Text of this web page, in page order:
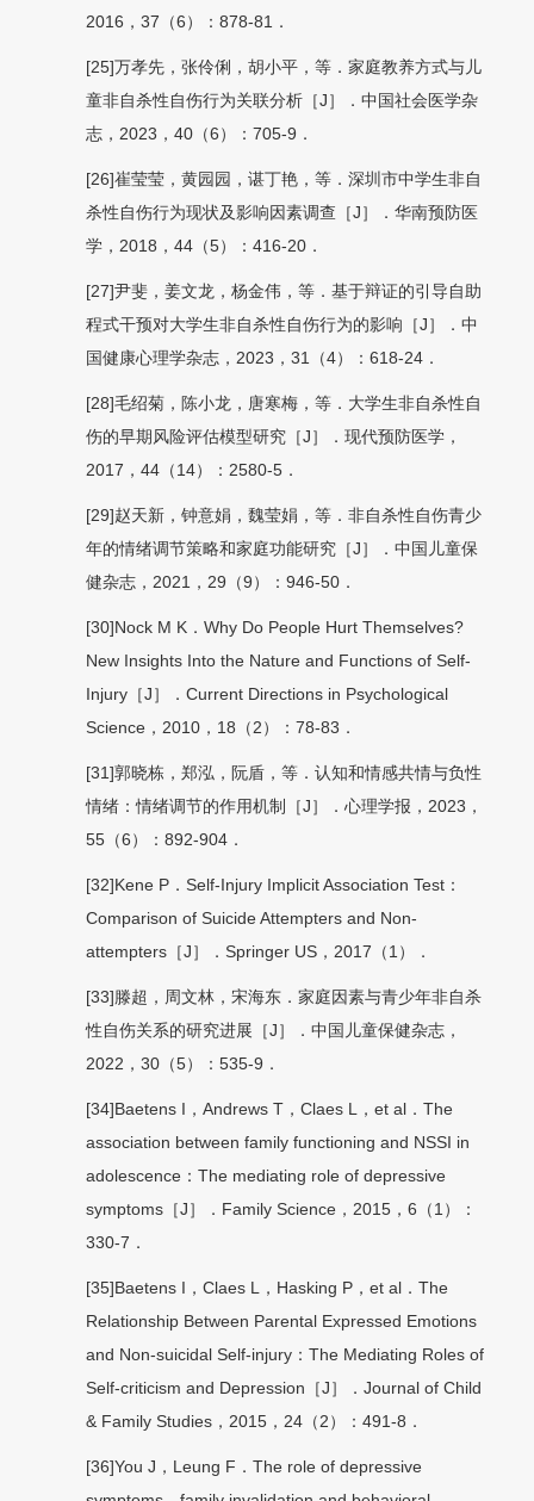
2016，37（6）：878-81．
[25]万孝先，张伶俐，胡小平，等．家庭教养方式与儿
童非自杀性自伤行为关联分析［J］．中国社会医学杂
志，2023，40（6）：705-9．
[26]崔莹莹，黄园园，谌丁艳，等．深圳市中学生非自
杀性自伤行为现状及影响因素调查［J］．华南预防医
学，2018，44（5）：416-20．
[27]尹斐，姜文龙，杨金伟，等．基于辩证的引导自助
程式干预对大学生非自杀性自伤行为的影响［J］．中
国健康心理学杂志，2023，31（4）：618-24．
[28]毛绍菊，陈小龙，唐寒梅，等．大学生非自杀性自
伤的早期风险评估模型研究［J］．现代预防医学，
2017，44（14）：2580-5．
[29]赵天新，钟意娟，魏莹娟，等．非自杀性自伤青少
年的情绪调节策略和家庭功能研究［J］．中国儿童保
健杂志，2021，29（9）：946-50．
[30]Nock M K．Why Do People Hurt Themselves?
New Insights Into the Nature and Functions of Self-
Injury［J］．Current Directions in Psychological
Science，2010，18（2）：78-83．
[31]郭晓栋，郑泓，阮盾，等．认知和情感共情与负性
情绪：情绪调节的作用机制［J］．心理学报，2023，
55（6）：892-904．
[32]Kene P．Self-Injury Implicit Association Test：
Comparison of Suicide Attempters and Non-
attempters［J］．Springer US，2017（1）．
[33]滕超，周文林，宋海东．家庭因素与青少年非自杀
性自伤关系的研究进展［J］．中国儿童保健杂志，
2022，30（5）：535-9．
[34]Baetens I，Andrews T，Claes L，et al．The
association between family functioning and NSSI in
adolescence：The mediating role of depressive
symptoms［J］．Family Science，2015，6（1）：
330-7．
[35]Baetens I，Claes L，Hasking P，et al．The
Relationship Between Parental Expressed Emotions
and Non-suicidal Self-injury：The Mediating Roles of
Self-criticism and Depression［J］．Journal of Child
& Family Studies，2015，24（2）：491-8．
[36]You J，Leung F．The role of depressive